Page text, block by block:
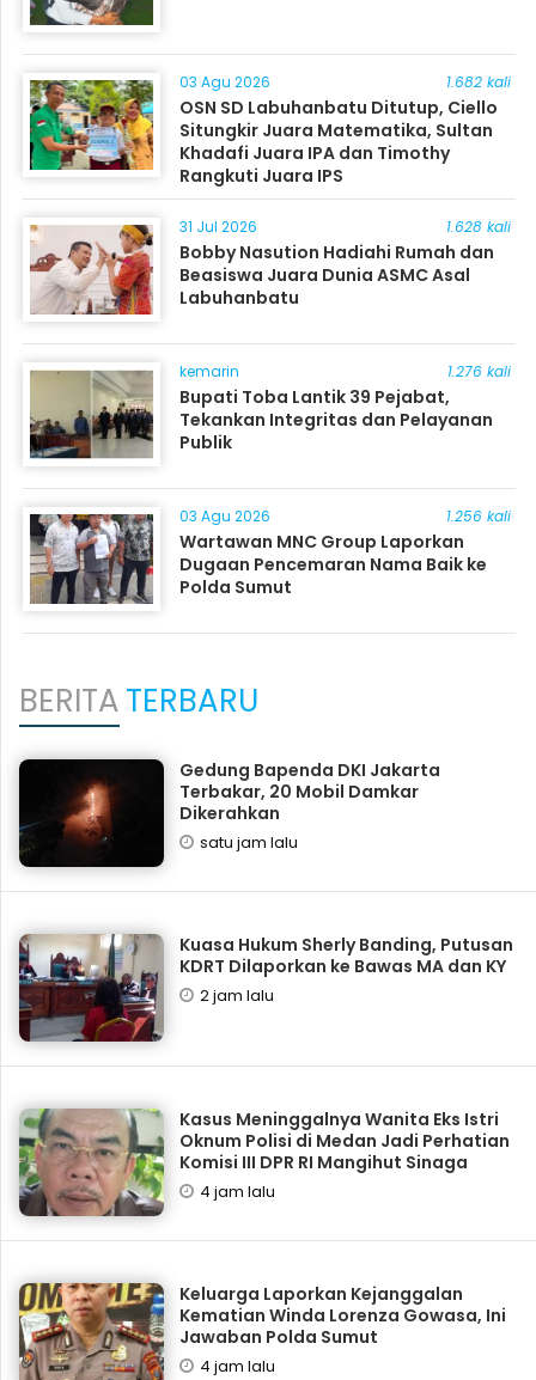
03 Agu 2026 1.682 kali
OSN SD Labuhanbatu Ditutup, Ciello
Situngkir Juara Matematika, Sultan
Khadafi Juara IPA dan Timothy
Rangkuti Juara IPS
31 Jul 2026 1.628 kali
Bobby Nasution Hadiahi Rumah dan
Beasiswa Juara Dunia ASMC Asal
Labuhanbatu
kemarin 1.276 kali
Bupati Toba Lantik 39 Pejabat,
Tekankan Integritas dan Pelayanan
Publik
03 Agu 2026 1.256 kali
Wartawan MNC Group Laporkan
Dugaan Pencemaran Nama Baik ke
Polda Sumut
BERITATERBARU
Gedung Bapenda DKI Jakarta
Terbakar, 20 Mobil Damkar
Dikerahkan
satu jam lalu
Kuasa Hukum Sherly Banding, Putusan
KDRT Dilaporkan ke Bawas MA dan KY
2 jam lalu
Kasus Meninggalnya Wanita Eks Istri
Oknum Polisi di Medan Jadi Perhatian
Komisi III DPR RI Mangihut Sinaga
4 jam lalu
Keluarga Laporkan Kejanggalan
Kematian Winda Lorenza Gowasa, Ini
Jawaban Polda Sumut
4 jam lalu